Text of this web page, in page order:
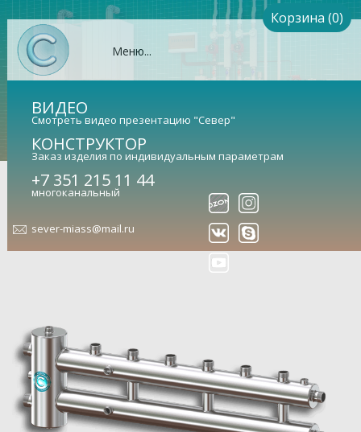
Меню...
Корзина (0)
ВИДЕО
Смотреть видео презентацию "Север"
КОНСТРУКТОР
Заказ изделия по индивидуальным параметрам
+7 351 215 11 44
многоканальный
sever-miass@mail.ru
Гидрострелка Север-R-М4
(Aisi) (сталь нержавеющая)
Гидравлический разделитель совмещенный с
коллектором (арт. 1955005)